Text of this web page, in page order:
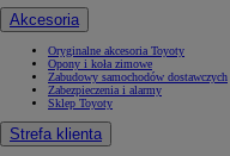
Akcesoria
Oryginalne akcesoria Toyoty
Opony i koła zimowe
Zabudowy samochodów dostawczych
Zabezpieczenia i alarmy
Sklep Toyoty
Strefa klienta